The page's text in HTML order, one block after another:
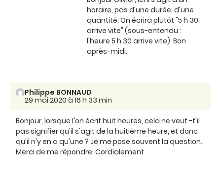
horaire, pas d'une durée, d'une
quantité. On écrira plutôt "5 h 30
arrive vite" (sous-entendu :
l'heure 5 h 30 arrive vite). Bon
après-midi.
Philippe BONNAUD
29 mai 2020 à 16 h 33 min
Bonjour, lorsque l'on écrit huit heures, cela ne veut -t'il
pas signifier qu'il s'agit de la huitième heure, et donc
qu'il n'y en a qu'une ? Je me pose souvent la question.
Merci de me répondre. Cordialement